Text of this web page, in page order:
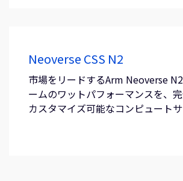
Neoverse CSS N2
市場をリードするArm Neoverse
ームのワットパフォーマンスを、
カスタマイズ可能なコンピュート